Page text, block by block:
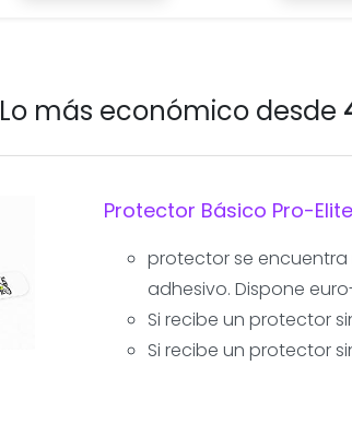
Lo más económico desde
Protector Básico Pro-
protector se
adhesivo. Dispone
Si recibe un protector
Si recibe un protector